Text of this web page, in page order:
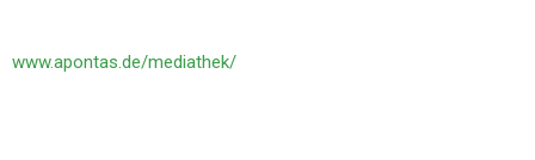
www.apontas.de/mediathek/